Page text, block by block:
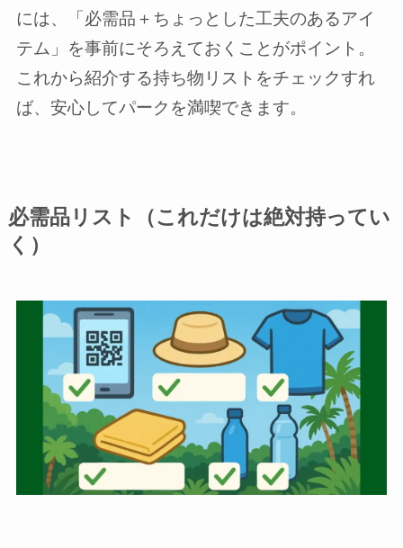
には、「必需品＋ちょっとした工夫のあるアイ
テム」を事前にそろえておくことがポイント。
これから紹介する持ち物リストをチェックすれ
ば、安心してパークを満喫できます。
必需品リスト（これだけは絶対持ってい
く）